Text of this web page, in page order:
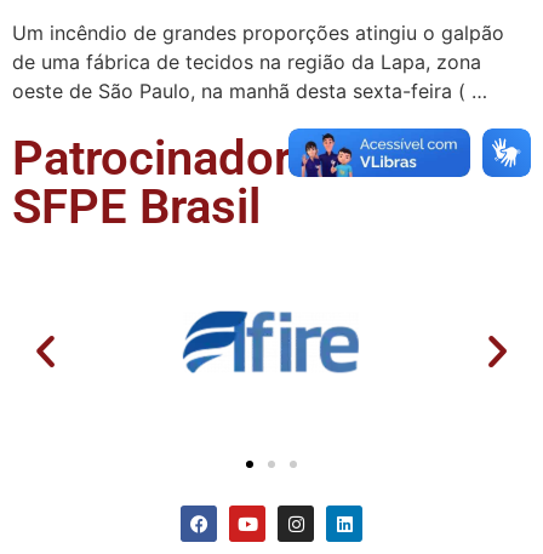
Um incêndio de grandes proporções atingiu o galpão
de uma fábrica de tecidos na região da Lapa, zona
oeste de São Paulo, na manhã desta sexta-feira ( …
Patrocinadores da
SFPE Brasil